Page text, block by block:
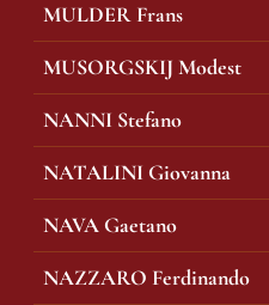
MULDER Frans
MUSORGSKIJ Modest
NANNI Stefano
NATALINI Giovanna
NAVA Gaetano
NAZZARO Ferdinando